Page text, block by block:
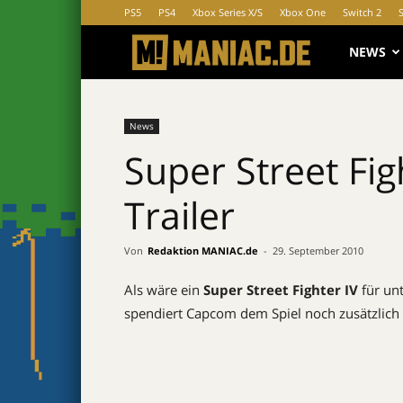
PS5 PS4 Xbox Series X/S Xbox One Switch 2
MANIAC.de
NEWS
News
Super Street
Trailer
Von Redaktion MANIAC.de - 29. September 2010
Als wäre ein Super Street Fighter IV für
spendiert Capcom dem Spiel noch